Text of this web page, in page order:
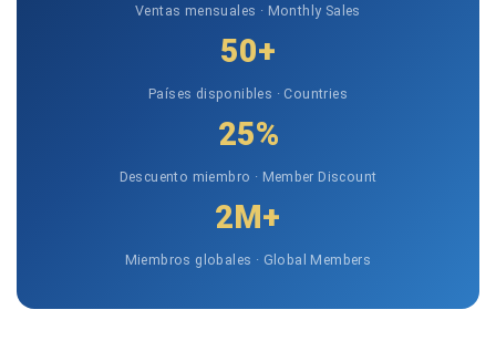
Ventas mensuales · Monthly Sales
50+
Países disponibles · Countries
25%
Descuento miembro · Member Discount
2M+
Miembros globales · Global Members